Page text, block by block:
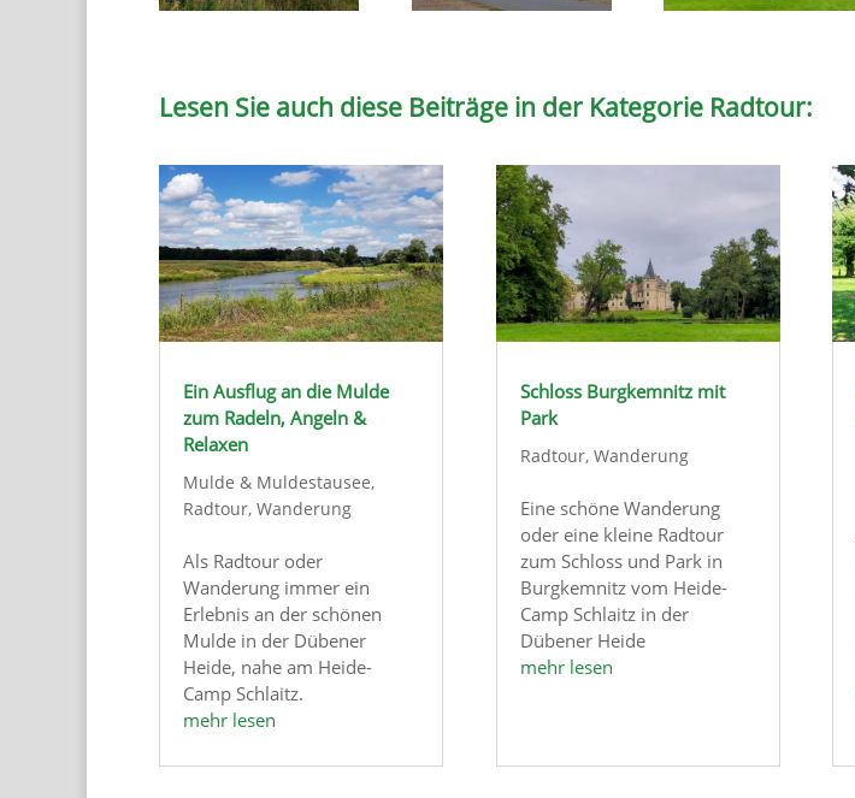
Lesen Sie auch diese Beiträge in der Kategorie Radtour:
Ein Ausflug an die Mulde
zum Radeln, Angeln &
Relaxen
Mulde & Muldestausee,
Radtour, Wanderung
Als Radtour oder
Wanderung immer ein
Erlebnis an der schönen
Mulde in der Dübener
Heide, nahe am Heide-
Camp Schlaitz.
mehr lesen
Schloss Burgkemnitz mit
Park
Radtour, Wanderung
Eine schöne Wanderung
oder eine kleine Radtour
zum Schloss und Park in
Burgkemnitz vom Heide-
Camp Schlaitz in der
Dübener Heide
mehr lesen